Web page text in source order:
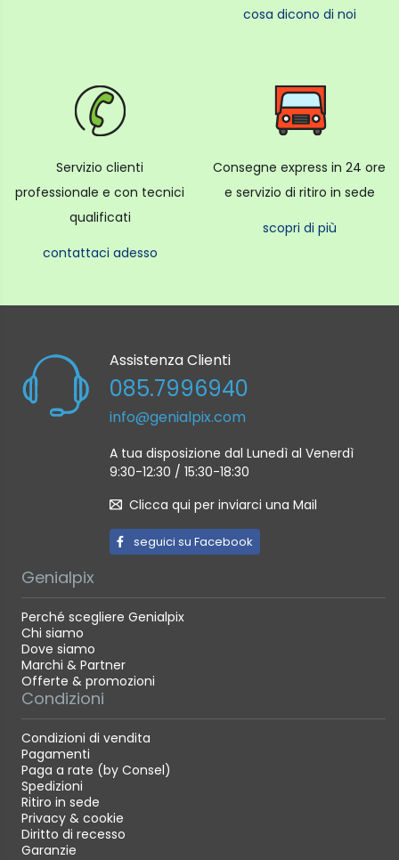
cosa dicono di noi
Servizio clienti
professionale e con tecnici
qualificati
contattaci adesso
Consegne express in 24 ore
e servizio di ritiro in sede
scopri di più
Assistenza Clienti
085.7996940
info@genialpix.com
A tua disposizione dal Lunedì al Venerdì
9:30-12:30 / 15:30-18:30
Clicca qui per inviarci una Mail
seguici su Facebook
Genialpix
Perché scegliere Genialpix
Chi siamo
Dove siamo
Marchi & Partner
Offerte & promozioni
Condizioni
Condizioni di vendita
Pagamenti
Paga a rate (by Consel)
Spedizioni
Ritiro in sede
Privacy & cookie
Diritto di recesso
Garanzie